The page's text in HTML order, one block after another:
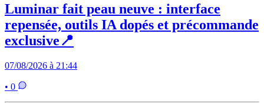
Luminar fait peau neuve : interface
repensée, outils IA dopés et précommande
exclusive📍
07/08/2026 à 21:44
• 0